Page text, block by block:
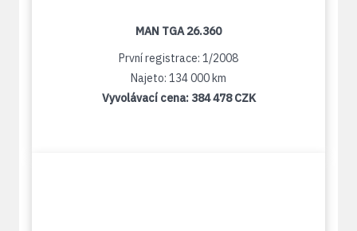
MAN TGA 26.360
První registrace: 1/2008
Najeto: 134 000 km
Vyvolávací cena: 384 478 CZK